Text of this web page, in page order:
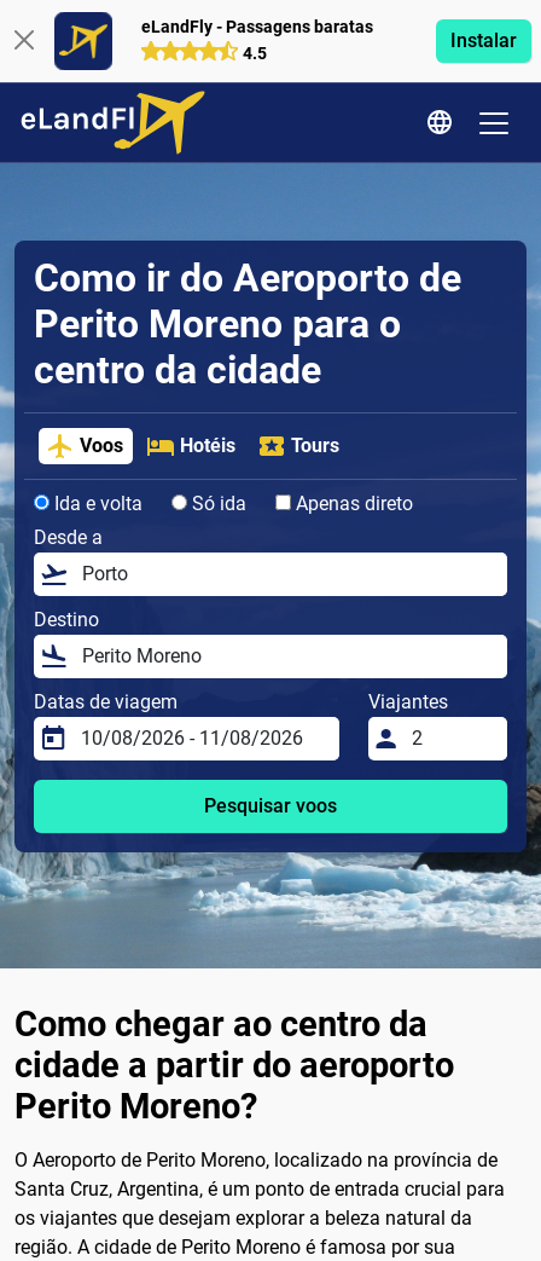
eLandFly - Passagens baratas
4.5
Instalar
Como ir do Aeroporto de
Perito Moreno para o
centro da cidade
Voos Hotéis Tours
Ida e volta Só ida
Apenas direto
Desde a
Destino
Datas de viagem Viajantes
Pesquisar voos
Como chegar ao centro da
cidade a partir do aeroporto
Perito Moreno?
O Aeroporto de Perito Moreno, localizado na província de
Santa Cruz, Argentina, é um ponto de entrada crucial para
os viajantes que desejam explorar a beleza natural da
região. A cidade de Perito Moreno é famosa por sua